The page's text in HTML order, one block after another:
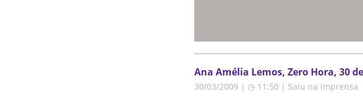
Ana Amélia Lemos, Zero Hora, 30
30/03/2009 | ◷ 11:50 | Saiu na Imprensa